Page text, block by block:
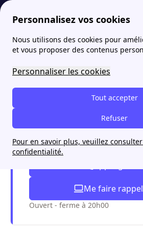
Personnalisez vos cookies
Nous utilisons des cookies pour
et vous proposer des contenus
Personnaliser les cookies
Tout accepter
Refuser
Pour en savoir plus, veuillez
confidentialité.
papernest Contrat électricité Achat groupé électricité et gaz : démarches, prix et avantages
Achat groupé
gaz :
avantages
Je paye mon électricité
Me faire
Ouvert - ferme à 20h00